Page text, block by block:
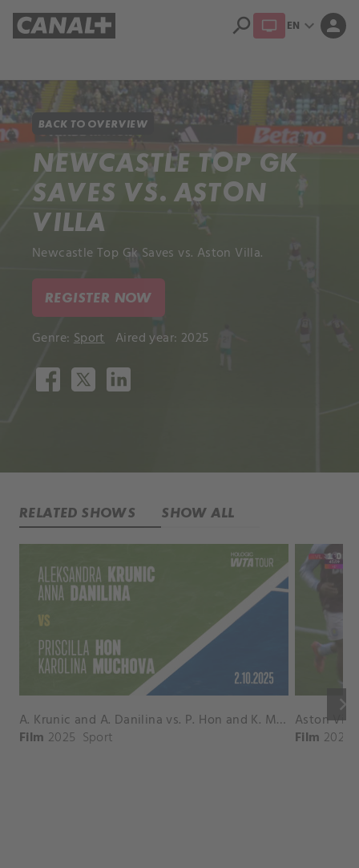
search EN expand_more person
BACK TO OVERVIEW
NEWCASTLE TOP GK
SAVES VS. ASTON
VILLA
Newcastle Top Gk Saves vs. Aston Villa.
REGISTER NOW
Genre: Sport Aired year: 2025
RELATED SHOWS SHOW ALL
keyboard_arrow_right
A. Krunic and A. Danilina vs. P. Hon and K. Muchova Match Highlights - BEIJING_Capital Group Diamond ( October 02, 2025)
Film 2025 Sport Film 2026